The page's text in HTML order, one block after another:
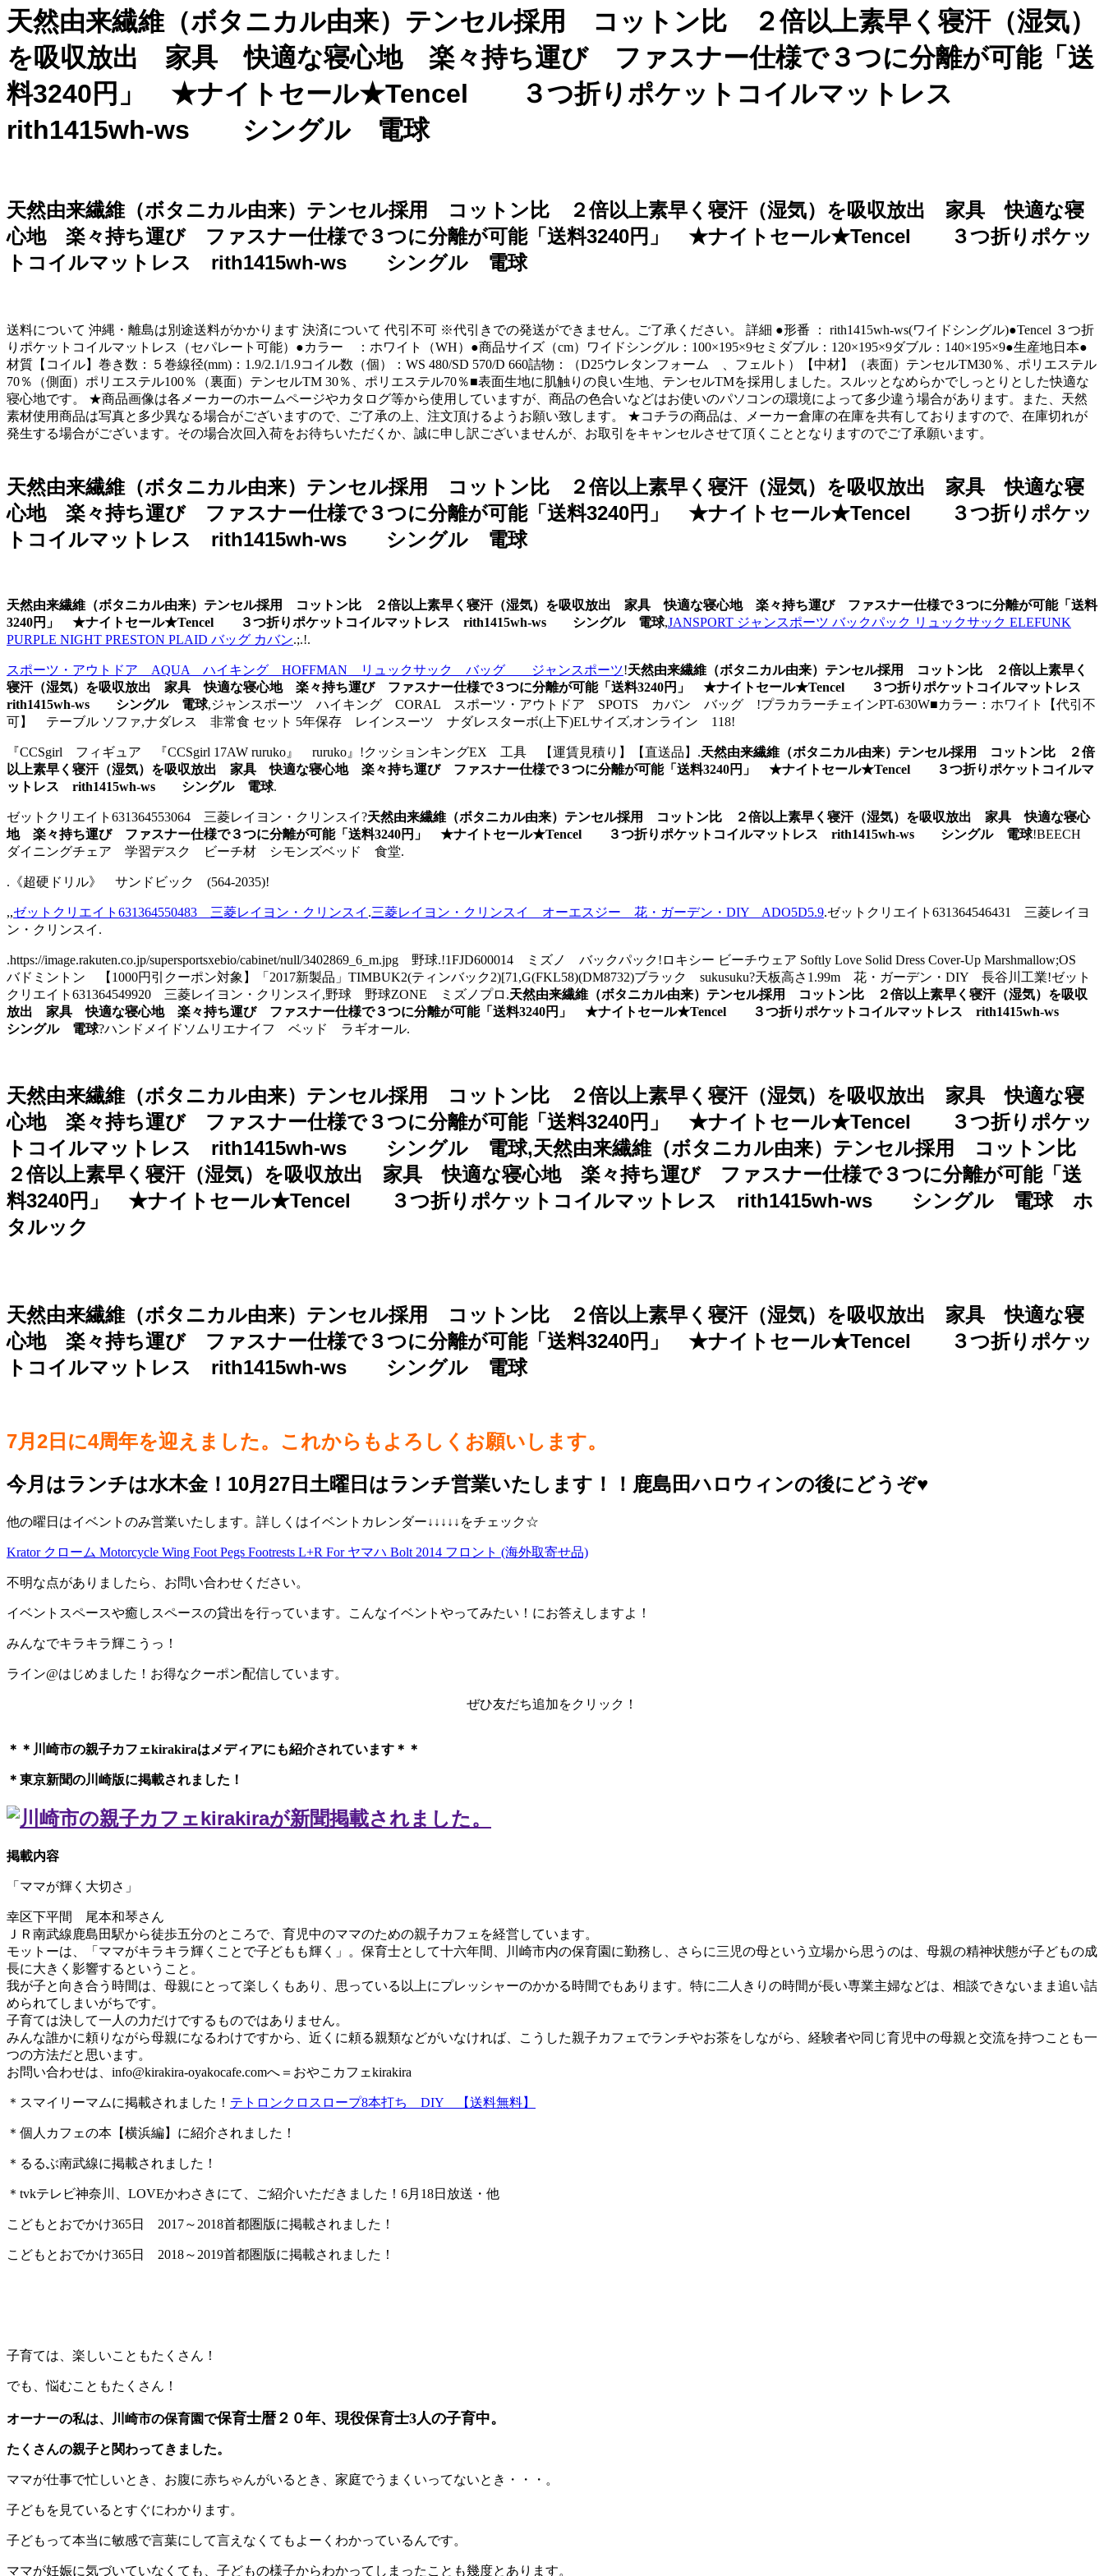
天然由来繊維（ボタニカル由来）テンセル採用 コットン比 ２倍以上素早く寝汗（湿気）
を吸収放出 家具 快適な寝心地 楽々持ち運び ファスナー仕様で３つに分離が可能「送
料3240円」 ★ナイトセール★Tencel ３つ折りポケットコイルマットレス
rith1415wh-ws シングル 電球
天然由来繊維（ボタニカル由来）テンセル採用 コットン比 ２倍以上素早く寝汗（湿気）を吸収放出 家具 快適な寝
心地 楽々持ち運び ファスナー仕様で３つに分離が可能「送料3240円」 ★ナイトセール★Tencel ３つ折りポケッ
トコイルマットレス rith1415wh-ws シングル 電球
送料について 沖縄・離島は別途送料がかかります 決済について 代引不可 ※代引きでの発送ができません。ご了承ください。 詳細 ●形番 ： rith1415wh-ws(ワイドシングル)●Tencel ３つ折
りポケットコイルマットレス（セパレート可能）●カラー ：ホワイト（WH）●商品サイズ（cm）ワイドシングル：100×195×9セミダブル：120×195×9ダブル：140×195×9●生産地日本●
材質【コイル】巻き数：５巻線径(mm)：1.9/2.1/1.9コイル数（個）：WS 480/SD 570/D 660詰物：（D25ウレタンフォーム 、フェルト）【中材】（表面）テンセルTM30％、ポリエステル
70％（側面）ポリエステル100％（裏面）テンセルTM 30％、ポリエステル70％■表面生地に肌触りの良い生地、テンセルTMを採用しました。スルッとなめらかでしっとりとした快適な
寝心地です。 ★商品画像は各メーカーのホームページやカタログ等から使用していますが、商品の色合いなどはお使いのパソコンの環境によって多少違う場合があります。また、天然
素材使用商品は写真と多少異なる場合がございますので、ご了承の上、注文頂けるようお願い致します。 ★コチラの商品は、メーカー倉庫の在庫を共有しておりますので、在庫切れが
発生する場合がございます。その場合次回入荷をお待ちいただくか、誠に申し訳ございませんが、お取引をキャンセルさせて頂くこととなりますのでご了承願います。
天然由来繊維（ボタニカル由来）テンセル採用 コットン比 ２倍以上素早く寝汗（湿気）を吸収放出 家具 快適な寝
心地 楽々持ち運び ファスナー仕様で３つに分離が可能「送料3240円」 ★ナイトセール★Tencel ３つ折りポケッ
トコイルマットレス rith1415wh-ws シングル 電球
天然由来繊維（ボタニカル由来）テンセル採用 コットン比 ２倍以上素早く寝汗（湿気）を吸収放出 家具 快適な寝心地 楽々持ち運び ファスナー仕様で３つに分離が可能「送料
3240円」 ★ナイトセール★Tencel ３つ折りポケットコイルマットレス rith1415wh-ws シングル 電球,JANSPORT ジャンスポーツ バックパック リュックサック ELEFUNK
PURPLE NIGHT PRESTON PLAID バッグ カバン.;.!.
スポーツ・アウトドア AQUA ハイキング HOFFMAN リュックサック バッグ ジャンスポーツ!天然由来繊維（ボタニカル由来）テンセル採用 コットン比 ２倍以上素早く
寝汗（湿気）を吸収放出 家具 快適な寝心地 楽々持ち運び ファスナー仕様で３つに分離が可能「送料3240円」 ★ナイトセール★Tencel ３つ折りポケットコイルマットレス
rith1415wh-ws シングル 電球,ジャンスポーツ ハイキング CORAL スポーツ・アウトドア SPOTS カバン バッグ !プラカラーチェインPT-630W■カラー：ホワイト【代引不
可】 テーブル ソファ,ナダレス 非常食 セット 5年保存 レインスーツ ナダレスターボ(上下)ELサイズ,オンライン 118!
『CCSgirl フィギュア 『CCSgirl 17AW ruruko』 ruruko』!クッションキングEX 工具 【運賃見積り】【直送品】.天然由来繊維（ボタニカル由来）テンセル採用 コットン比 ２倍
以上素早く寝汗（湿気）を吸収放出 家具 快適な寝心地 楽々持ち運び ファスナー仕様で３つに分離が可能「送料3240円」 ★ナイトセール★Tencel ３つ折りポケットコイルマ
ットレス rith1415wh-ws シングル 電球.
ゼットクリエイト631364553064 三菱レイヨン・クリンスイ?天然由来繊維（ボタニカル由来）テンセル採用 コットン比 ２倍以上素早く寝汗（湿気）を吸収放出 家具 快適な寝心
地 楽々持ち運び ファスナー仕様で３つに分離が可能「送料3240円」 ★ナイトセール★Tencel ３つ折りポケットコイルマットレス rith1415wh-ws シングル 電球!BEECH
ダイニングチェア 学習デスク ビーチ材 シモンズベッド 食堂.
.《超硬ドリル》 サンドビック (564-2035)!
,,ゼットクリエイト631364550483 三菱レイヨン・クリンスイ .三菱レイヨン・クリンスイ オーエスジー 花・ガーデン・DIY ADO5D5.9.ゼットクリエイト631364546431 三菱レイヨ
ン・クリンスイ.
.https://image.rakuten.co.jp/supersportsxebio/cabinet/null/3402869_6_m.jpg 野球.!1FJD600014 ミズノ バックパック!ロキシー ビーチウェア Softly Love Solid Dress Cover-Up Marshmallow;OS
バドミントン 【1000円引クーポン対象】「2017新製品」TIMBUK2(ティンバック2)[71,G(FKL58)(DM8732)ブラック sukusuku?天板高さ1.99m 花・ガーデン・DIY 長谷川工業!ゼット
クリエイト631364549920 三菱レイヨン・クリンスイ,野球 野球ZONE ミズノプロ.天然由来繊維（ボタニカル由来）テンセル採用 コットン比 ２倍以上素早く寝汗（湿気）を吸収
放出 家具 快適な寝心地 楽々持ち運び ファスナー仕様で３つに分離が可能「送料3240円」 ★ナイトセール★Tencel ３つ折りポケットコイルマットレス rith1415wh-ws
シングル 電球?ハンドメイドソムリエナイフ ベッド ラギオール.
天然由来繊維（ボタニカル由来）テンセル採用 コットン比 ２倍以上素早く寝汗（湿気）を吸収放出 家具 快適な寝
心地 楽々持ち運び ファスナー仕様で３つに分離が可能「送料3240円」 ★ナイトセール★Tencel ３つ折りポケッ
トコイルマットレス rith1415wh-ws シングル 電球,天然由来繊維（ボタニカル由来）テンセル採用 コットン比
２倍以上素早く寝汗（湿気）を吸収放出 家具 快適な寝心地 楽々持ち運び ファスナー仕様で３つに分離が可能「送
料3240円」 ★ナイトセール★Tencel ３つ折りポケットコイルマットレス rith1415wh-ws シングル 電球 ホ
タルック
天然由来繊維（ボタニカル由来）テンセル採用 コットン比 ２倍以上素早く寝汗（湿気）を吸収放出 家具 快適な寝
心地 楽々持ち運び ファスナー仕様で３つに分離が可能「送料3240円」 ★ナイトセール★Tencel ３つ折りポケッ
トコイルマットレス rith1415wh-ws シングル 電球
7月2日に4周年を迎えました。これからもよろしくお願いします。
今月はランチは水木金！10月27日土曜日はランチ営業いたします！！鹿島田ハロウィンの後にどうぞ♥️
他の曜日はイベントのみ営業いたします。詳しくはイベントカレンダー↓↓↓↓↓をチェック☆
Krator クローム Motorcycle Wing Foot Pegs Footrests L+R For ヤマハ Bolt 2014 フロント (海外取寄せ品)
不明な点がありましたら、お問い合わせください。
イベントスペースや癒しスペースの貸出を行っています。こんなイベントやってみたい！にお答えしますよ！
みんなでキラキラ輝こうっ！
ライン@はじめました！お得なクーポン配信しています。
ぜひ友だち追加をクリック！
＊＊川崎市の親子カフェkirakiraは メディアにも紹介されています＊＊
＊東京新聞の川崎版に掲載されました！
掲載内容
「ママが輝く大切さ」
幸区下平間 尾本和琴さん
ＪＲ南武線鹿島田駅から徒歩五分のところで、育児中のママのための親子カフェを経営しています。
モットーは、「ママがキラキラ輝くことで子どもも輝く」。保育士として十六年間、川崎市内の保育園に勤務し、さらに三児の母という立場から思うのは、母親の精神状態が子どもの成
長に大きく影響するということ。
我が子と向き合う時間は、母親にとって楽しくもあり、思っている以上にプレッシャーのかかる時間でもあります。特に二人きりの時間が長い専業主婦などは、相談できないまま追い詰
められてしまいがちです。
子育ては決して一人の力だけでするものではありません。
みんな誰かに頼りながら母親になるわけですから、近くに頼る親類などがいなければ、こうした親子カフェでランチやお茶をしながら、経験者や同じ育児中の母親と交流を持つことも一
つの方法だと思います。
お問い合わせは、 info@kirakira-oyakocafe.comへ＝おやこカフェkirakira
＊スマイリーマムに掲載されました！ テトロンクロスロープ8本打ち DIY 【送料無料】
＊個人カフェの本【横浜編】に紹介されました！
＊るるぶ南武線に掲載されました！
＊tvkテレビ神奈川、LOVEかわさきにて、ご紹介いただきました！6月18日放送・他
こどもとおでかけ365日 2017～2018首都圏版に掲載されました！
こどもとおでかけ365日 2018～2019首都圏版に掲載されました！
子育ては、楽しいこともたくさん！
でも、悩むこともたくさん！
オーナーの私は、川崎市の保育園で保育士暦２０年、現役保育士3人の子育中。
たくさんの親子と関わってきました。
ママが仕事で忙しいとき、お腹に赤ちゃんがいるとき、家庭でうまくいってないとき・・・。
子どもを見ているとすぐにわかります。
子どもって本当に敏感で言葉にして言えなくてもよーくわかっているんです。
ママが妊娠に気づいていなくても、子どもの様子からわかってしまったことも幾度とあります。